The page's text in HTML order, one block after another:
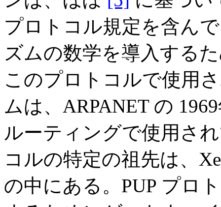
プロトコル規定を含ん
ズムの数学を導入する
このプロトコルで使用
ムは、ARPANET の
ルーティングで使用さ
コルの特定の祖先は、
の中にある。PUP プロ